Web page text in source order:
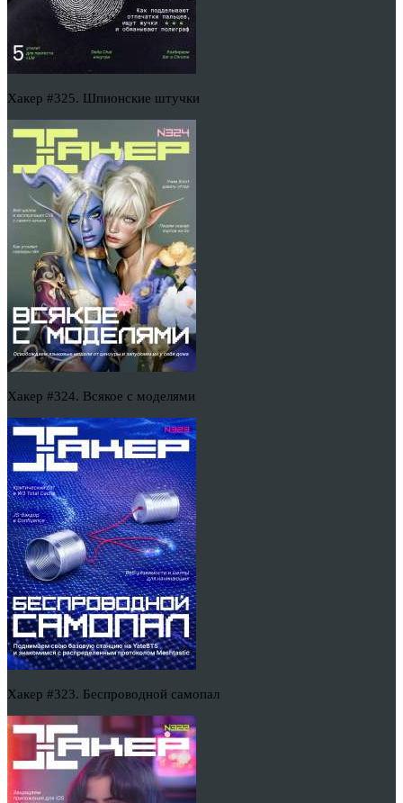
Хакер #325. Шпионские штучки
Хакер #324. Всякое с моделями
Хакер #323. Беспроводной самопал